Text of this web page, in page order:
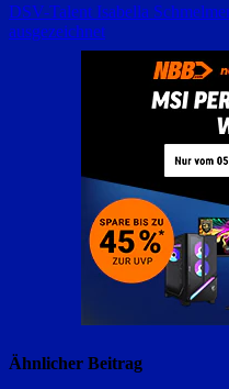
Beitragsnavigation
DSV-Talent Isabella
ausgezeichnet
Ähnlicher Beitrag